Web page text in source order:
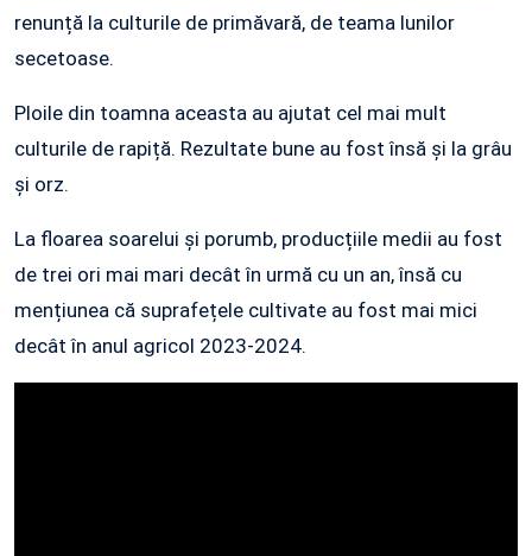
renunță la culturile de primăvară, de teama lunilor
secetoase.
Ploile din toamna aceasta au ajutat cel mai mult
culturile de rapiță. Rezultate bune au fost însă și la grâu
și orz.
La floarea soarelui și porumb, producțiile medii au fost
de trei ori mai mari decât în urmă cu un an, însă cu
mențiunea că suprafețele cultivate au fost mai mici
decât în anul agricol 2023-2024.